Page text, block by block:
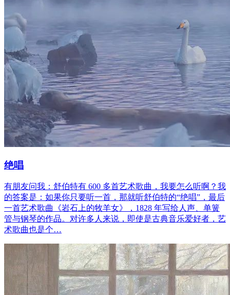
绝唱
有朋友问我：舒伯特有 600 多首艺术歌曲，我要怎么听啊？我
的答案是：如果你只要听一首，那就听舒伯特的“绝唱”，最后
一首艺术歌曲《岩石上的牧羊女》，1828 年写给人声、单簧
管与钢琴的作品。对许多人来说，即使是古典音乐爱好者，艺
术歌曲也是个…